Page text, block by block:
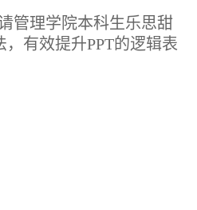
管理学院本科生乐思甜
有效提升PPT的逻辑表